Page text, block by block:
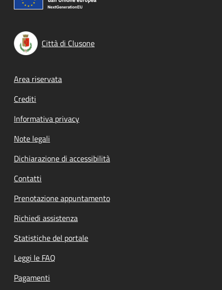
Città di Clusone
Footer menu
Area riservata
Crediti
Informativa privacy
Note legali
Dichiarazione di accessibilità
Contatti
Prenotazione appuntamento
Richiedi assistenza
Statistiche del portale
Leggi le FAQ
Pagamenti